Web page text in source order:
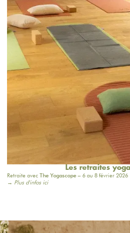
Les retraites
Retraite avec The Yogascope– 6 au 8 février 2026
→ Plus d'infos ici